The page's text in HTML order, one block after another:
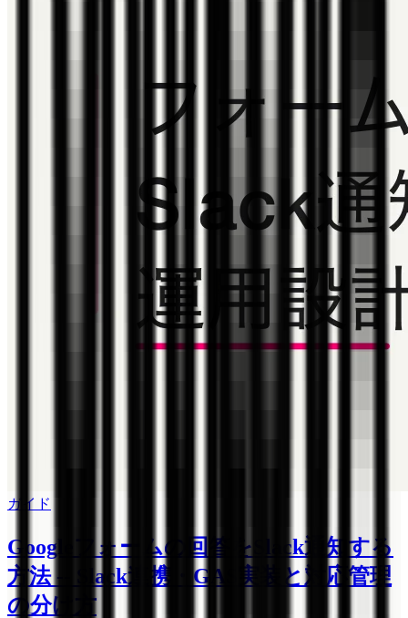
ガイド
Googleフォームの回答をSlack通知する
方法 -- Slack連携・GAS実装と対応管理
の分け方